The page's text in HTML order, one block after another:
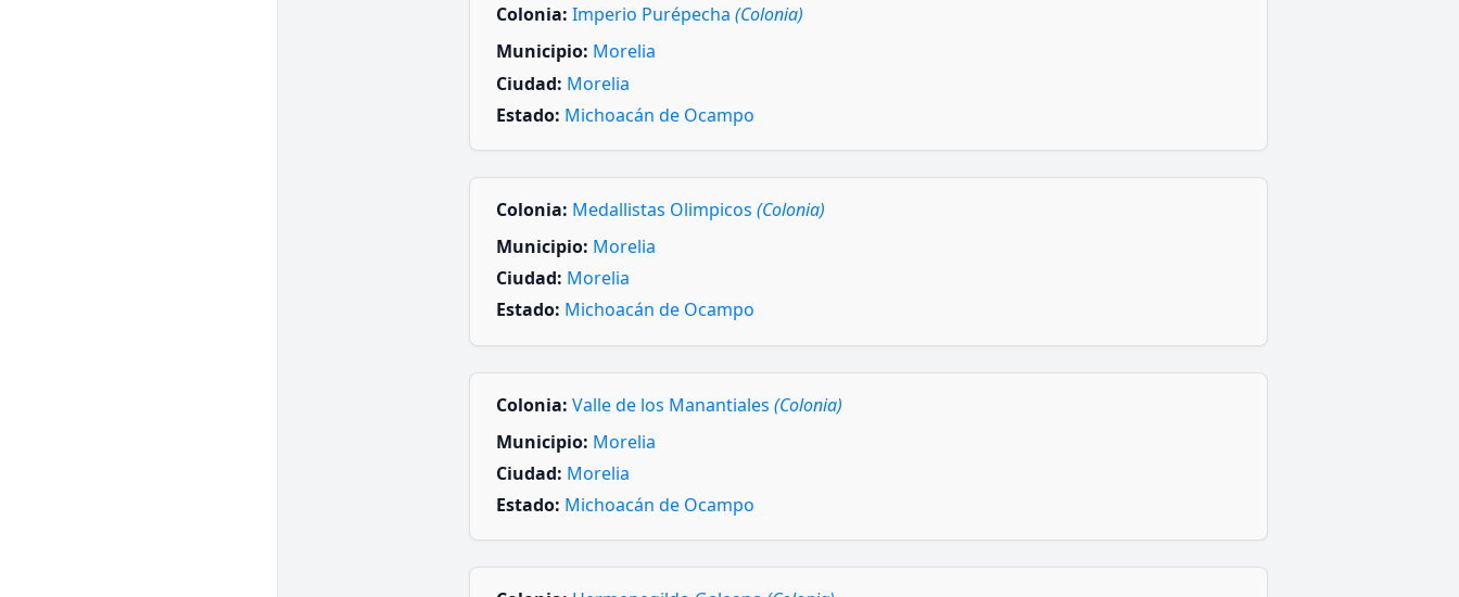
Colonia: Imperio Purépecha (Colonia)
Municipio: Morelia
Ciudad: Morelia
Estado: Michoacán de Ocampo
Colonia: Medallistas Olimpicos (Colonia)
Municipio: Morelia
Ciudad: Morelia
Estado: Michoacán de Ocampo
Colonia: Valle de los Manantiales (Colonia)
Municipio: Morelia
Ciudad: Morelia
Estado: Michoacán de Ocampo